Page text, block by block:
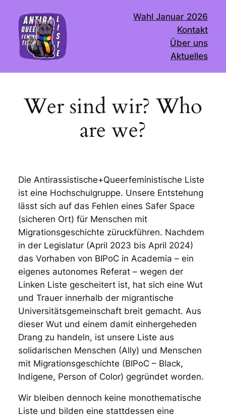
content
Wahl Januar 2026
Kontakt
Über uns
Aktuelles
Wer sind wir? Who
are we?
Die Antirassistische+Queerfeministische Liste
ist eine Hochschulgruppe. Unsere Entstehung
lässt sich auf das Fehlen eines Safer Space
(sicheren Ort) für Menschen mit
Migrationsgeschichte züruckführen. Nachdem
in der Legislatur (April 2023 bis April 2024)
das Vorhaben von BIPoC in Academia – ein
eigenes autonomes Referat – wegen der
Linken Liste gescheitert ist, hat sich eine Wut
und Trauer innerhalb der migrantische
Universitätsgemeinschaft breit gemacht. Aus
dieser Wut und einem damit einhergeheden
Drang zu handeln, ist unsere Liste aus
solidarischen Menschen (Ally) und Menschen
mit Migrationsgeschichte (BIPoC – Black,
Indigene, Person of Color) gegründet worden.
Wir bleiben dennoch keine monothematische
Liste und bilden eine stattdessen eine